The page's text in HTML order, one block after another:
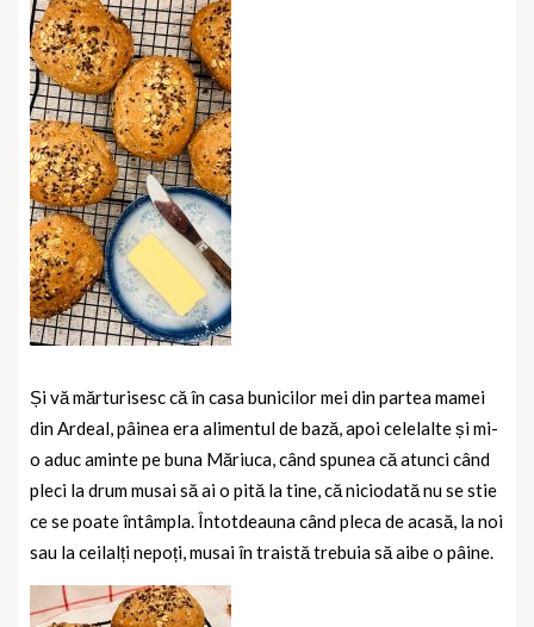
Și vă mărturisesc că în casa bunicilor mei din partea mamei
din Ardeal, pâinea era alimentul de bază, apoi celelalte și mi-
o aduc aminte pe buna Măriuca, când spunea că atunci când
pleci la drum musai să ai o pită la tine, că niciodată nu se stie
ce se poate întâmpla. Întotdeauna când pleca de acasă, la noi
sau la ceilalți nepoți, musai în traistă trebuia să aibe o pâine.